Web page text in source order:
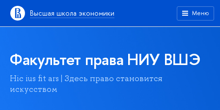
Высшая школа экономики Меню
Факультет права НИУ ВШЭ
Hic ius fit ars | Здесь право становится
искусством